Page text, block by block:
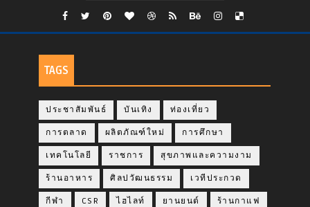
TAGS
ประชาสัมพันธ์ บันเทิง ท่องเที่ยว
การตลาด ผลิตภัณฑ์ใหม่ การศึกษา
เทคโนโลยี ราชการ สุขภาพและความงาม
ร้านอาหาร ศิลปวัฒนธรรม เวทีประกวด
กีฬา CSR ไฮไลท์ ยานยนต์ ร้านกาแฟ